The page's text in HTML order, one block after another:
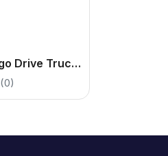
Cargo Drive Truck Delivery Simulator
(0)